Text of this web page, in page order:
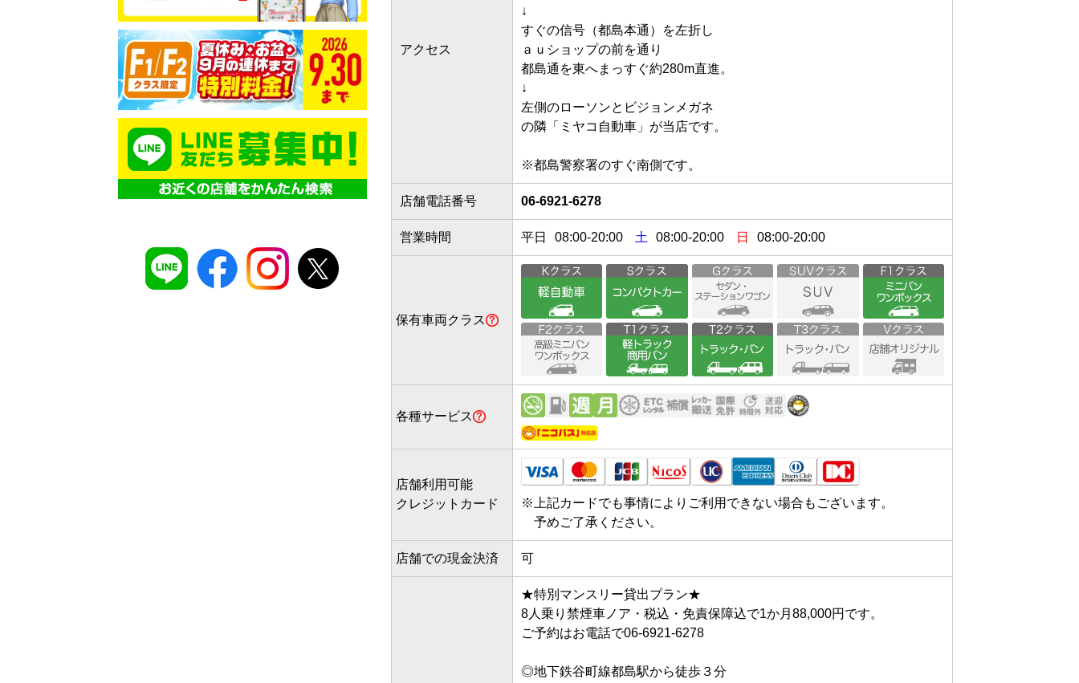
アクセス
↓
すぐの信号（都島本通）を左折し
ａｕショップの前を通り
都島通を東へまっすぐ約280m直進。
↓
左側のローソンとビジョンメガネ
の隣「ミヤコ自動車」が当店です。
店舗電話番号 06-6921-6278
営業時間 平日 08:00-20:00 土 08:00-20:00 日 08:00-20:00
保有車両クラス
各種サービス
店舗利用可能
クレジットカード
※ 上記カードでも事情によりご利用できない場合もございます。
予めご了承ください。
店舗での現金決済 可
★特別マンスリー貸出プラン★
8人乗り禁煙車ノア・税込・免責保障込で1か月88,000円です。
ご予約はお電話で06-6921-6278
◎地下鉄谷町線都島駅から徒歩３分